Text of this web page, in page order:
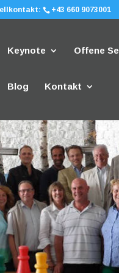
+43 660 9073001
Keynote Offene
Blog Kontakt